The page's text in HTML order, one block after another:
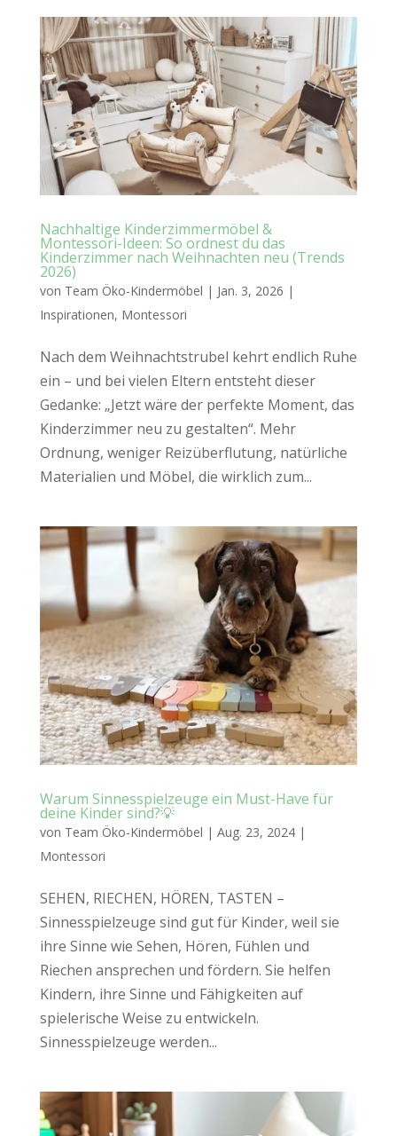
Nachhaltige Kinderzimmermöbel &
Montessori-Ideen: So ordnest du das
Kinderzimmer nach Weihnachten neu (Trends
2026)
von Team Öko-Kindermöbel | Jan. 3, 2026 |
Inspirationen, Montessori
Nach dem Weihnachtstrubel kehrt endlich Ruhe
ein – und bei vielen Eltern entsteht dieser
Gedanke: „Jetzt wäre der perfekte Moment, das
Kinderzimmer neu zu gestalten“. Mehr
Ordnung, weniger Reizüberflutung, natürliche
Materialien und Möbel, die wirklich zum...
Warum Sinnesspielzeuge ein Must-Have für
deine Kinder sind?💡
von Team Öko-Kindermöbel | Aug. 23, 2024|
Montessori
SEHEN, RIECHEN, HÖREN, TASTEN –
Sinnesspielzeuge sind gut für Kinder, weil sie
ihre Sinne wie Sehen, Hören, Fühlen und
Riechen ansprechen und fördern. Sie helfen
Kindern, ihre Sinne und Fähigkeiten auf
spielerische Weise zu entwickeln.
Sinnesspielzeuge werden...